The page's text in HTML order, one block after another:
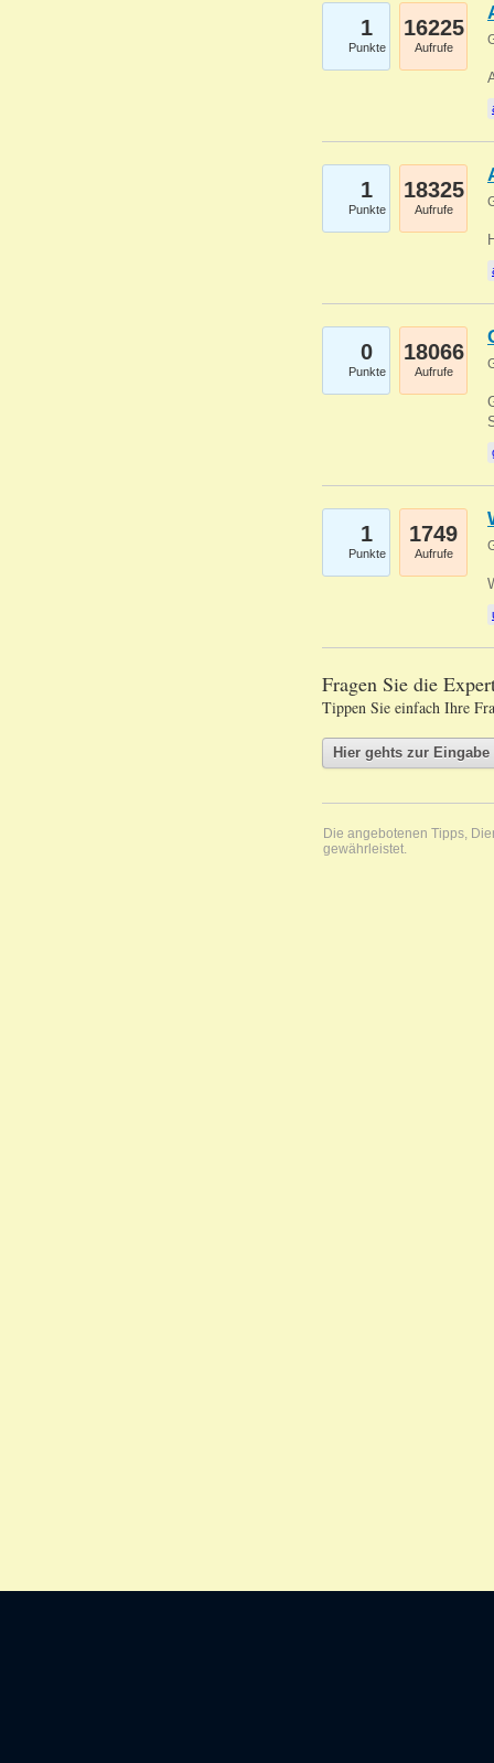
1
Punkte
16225
Aufrufe
1
Punkte
18325
Aufrufe
0
Punkte
18066
Aufrufe
1
Punkte
1749
Aufrufe
Fragen Sie die
Tippen Sie einfach Ihre
Die angebotenen Tipps,
gewährleistet.